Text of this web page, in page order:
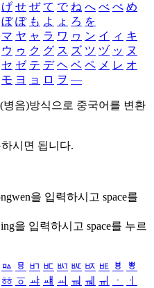
げ せ ぜ て で ね へ べ ぺ め
ぼ ぽ も よ ょ ろ を
マ ヤ ャ ラ ワ ヮ ン イ ィ キ
ウ ゥ ク グ ス ズ ツ ヅ ッ ヌ
セ ゼ テ デ ヘ ベ ペ メ レ オ
モ ヨ ョ ロ ヲ ―
병음)방식으로 중국어를 변환
시면 됩니다.
을 입력하시고 space를
을 입력하시고 space를 누르
ㅰ ㅱ ㅲ ㅳ ㅴ ㅵ ㅶ ㅷ ㅸ
ㅹ
ㆅ ㆆ ㆇ ㆈ ㆉ ㆊ ㆋ ㆌ ㆍ
ㆎ